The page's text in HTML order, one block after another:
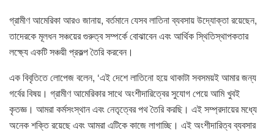
গ্রামীণ আমেরিকা আরও জানায়, বর্তমানে যেসব লাতিনা ব্যবসায় উদ্যোক্তা রয়েছেন,
তাদেরকে মূলধন সঞ্চয়ের গুরুত্ব সম্পর্কে বোঝাবেন এবং আর্থিক স্থিতিস্থাপকতার
লক্ষ্যে একটি সঞ্চয়ী প্রকল্প তৈরি করবেন।
এক বিবৃতিতে লোপেজ বলেন, ‘এই দেশে লাতিনো হয়ে থাকাটা সবসময়ই আমার জন্য
গর্বের বিষয়। গ্রামীণ আমেরিকার সাথে অংশীদারিত্বের সুযোগ পেয়ে আমি খুবই
কৃতজ্ঞ। আমরা কর্মসংস্থান এবং নেতৃত্বের পথ তৈরি করছি। এই সম্প্রদায়ের মধ্যে
অনেক শক্তি রয়েছে এবং আমরা এটিকে কাজে লাগাচ্ছি। এই অংশীদারিত্ব ব্যবসার